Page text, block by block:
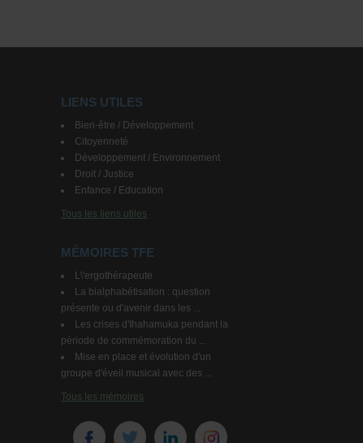
LIENS UTILES
Bien-être / Développement
Citoyenneté
Développement / Environnement
Droit / Justice
Enfance / Education
Tous les liens utiles
MÉMOIRES TFE
L\'ergothérapeute
La bialphabétisation : question
présente ou d'avenir dans les ...
Les crises d'Ihahamuka pendant la
période de commémoration du ...
Mise en place et évolution d'un
groupe d'éveil musical avec des ...
Tous les mémoires